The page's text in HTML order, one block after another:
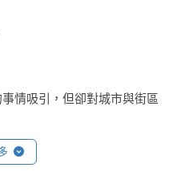
情吸引，但卻對城市與街區
何期待的開啟城市散步，就
戀，這一愛戀可以擴及至該